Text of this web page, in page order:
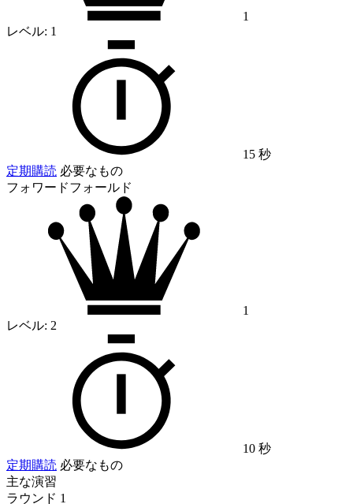
1
レベル: 1
15 秒
定期購読 必要なもの
フォワードフォールド
1
レベル: 2
10 秒
定期購読 必要なもの
主な演習
ラウンド 1